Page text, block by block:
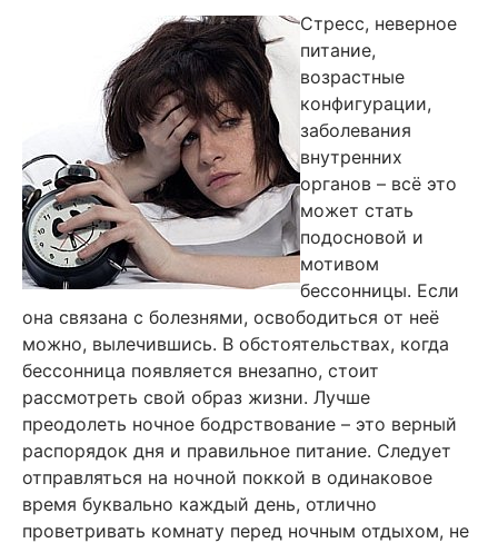
Стресс, неверное
питание,
возрастные
конфигурации,
заболевания
внутренних
органов – всё это
может стать
подосновой и
мотивом
бессонницы. Если
она связана с болезнями, освободиться от неё
можно, вылечившись. В обстоятельствах, когда
бессонница появляется внезапно, стоит
рассмотреть свой образ жизни. Лучше
преодолеть ночное бодрствование – это верный
распорядок дня и правильное питание. Следует
отправляться на ночной поккой в одинаковое
время буквально каждый день, отлично
проветривать комнату перед ночным отдыхом, не